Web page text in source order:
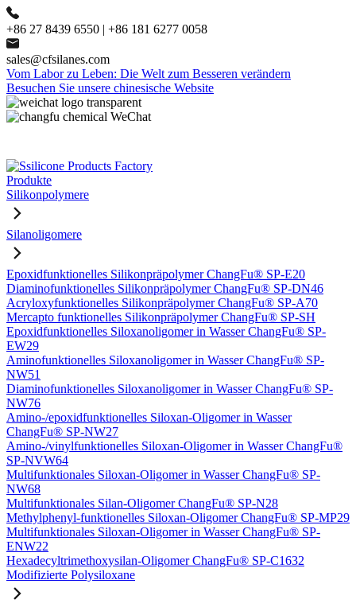
+86 27 8439 6550 | +86 181 6277 0058
sales@cfsilanes.com
Vom Labor zu Leben: Die Welt zum Besseren verändern
Besuchen Sie unsere chinesische Website
Produkte
Silikonpolymere
Silanoligomere
Epoxidfunktionelles Silikonpräpolymer ChangFu® SP-E20
Diaminofunktionelles Silikonpräpolymer ChangFu® SP-DN46
Acryloxyfunktionelles Silikonpräpolymer ChangFu® SP-A70
Mercapto funktionelles Silikonpräpolymer ChangFu® SP-SH
Epoxidfunktionelles Siloxanoligomer in Wasser ChangFu® SP-
EW29
Aminofunktionelles Siloxanoligomer in Wasser ChangFu® SP-
NW51
Diaminofunktionelles Siloxanoligomer in Wasser ChangFu® SP-
NW76
Amino-/epoxidfunktionelles Siloxan-Oligomer in Wasser
ChangFu® SP-NW27
Amino-/vinylfunktionelles Siloxan-Oligomer in Wasser ChangFu®
SP-NVW64
Multifunktionales Siloxan-Oligomer in Wasser ChangFu® SP-
NW68
Multifunktionales Silan-Oligomer ChangFu® SP-N28
Methylphenyl-funktionelles Siloxan-Oligomer ChangFu® SP-MP29
Multifunktionales Siloxan-Oligomer in Wasser ChangFu® SP-
ENW22
Hexadecyltrimethoxysilan-Oligomer ChangFu® SP-C1632
Modifizierte Polysiloxane